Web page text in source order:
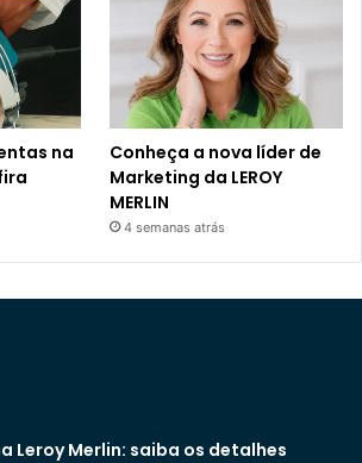
na
Conheça a nova líder de
Marketing da LEROY
MERLIN
4 semanas atrás
Leroy Merlin: saiba os detalhes